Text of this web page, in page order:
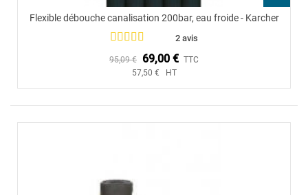
Flexible débouche canalisation 200bar, eau froide - Karcher
2 avis
95,09 € 69,00 € TTC
57,50 € HT